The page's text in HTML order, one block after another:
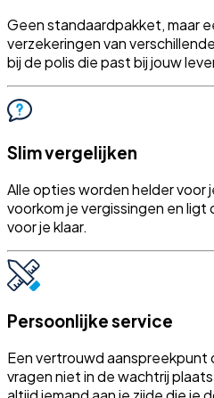
Geen standaardpakket, maar
verzekeringen van
bij de polis die past bij jouw
Slim vergelijken
Alle opties worden helder voor
voorkom je vergissingen en
voor je klaar.
Persoonlijke service
Een vertrouwd aanspreekpunt
vragen niet in de wachtrij